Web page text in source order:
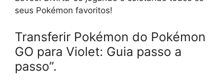
seus Pokémon favoritos!
Transferir Pokémon do Pokémon
GO para Violet: Guia passo a
passo”.